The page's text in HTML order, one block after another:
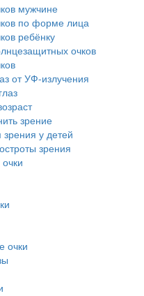
мужчине
по форме лица
ребёнку
очков
от УФ-излучения
зрение
зрения у детей
зрения
очки